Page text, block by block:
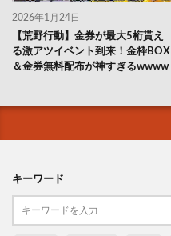
2026年1月24日
【荒野行動】金券が最大5桁貰え
る激アツイベント到来！金枠BOX
＆金券無料配布が神すぎるwwww
キーワード